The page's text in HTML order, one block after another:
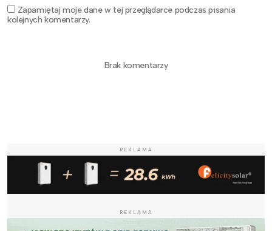
Zapamiętaj moje dane w tej przeglądarce podczas pisania
kolejnych komentarzy.
Brak komentarzy
REKLAMA
REKLAMA